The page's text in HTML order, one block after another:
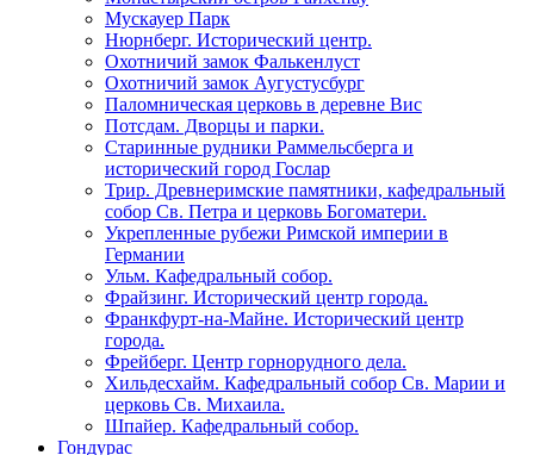
Мускауер Парк
Нюрнберг. Исторический центр.
Охотничий замок Фалькенлуст
Охотничий замок Аугустусбург
Паломническая церковь в деревне Вис
Потсдам. Дворцы и парки.
Старинные рудники Раммельсберга и
исторический город Гослар
Трир. Древнеримские памятники, кафедральный
собор Св. Петра и церковь Богоматери.
Укрепленные рубежи Римской империи в
Германии
Ульм. Кафедральный собор.
Фрайзинг. Исторический центр города.
Франкфурт-на-Майне. Исторический центр
города.
Фрейберг. Центр горнорудного дела.
Хильдесхайм. Кафедральный собор Cв. Марии и
церковь Св. Михаила.
Шпайер. Кафедральный собор.
Гондурас